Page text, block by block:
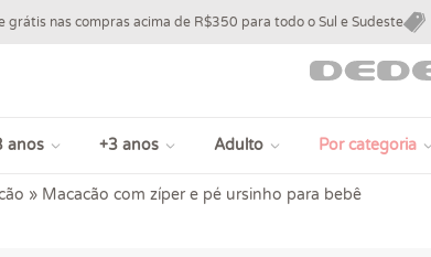
grátis nas compras acima de R$350 para todo o Sul e Sudeste
anos +3 anos Adulto Por categoria
» Macacão com zíper e pé ursinho para bebê